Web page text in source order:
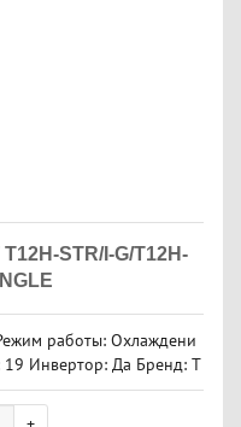
STR/I-G/T12H-
работы: Охлаждени
Инвертор: Да Бренд: T